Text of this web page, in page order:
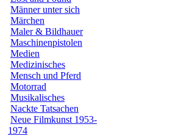
Männer unter sich
Märchen
Maler & Bildhauer
Maschinenpistolen
Medien
Medizinisches
Mensch und Pferd
Motorrad
Musikalisches
Nackte Tatsachen
Neue Filmkunst 1953-
1974